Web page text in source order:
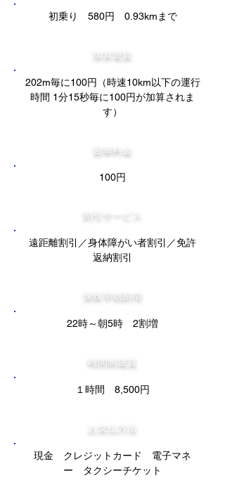
初乗り 580円 0.93kmまで
加算運賃
202m毎に100円（時速10km以下の運行
時間 1分15秒毎に100円が加算されま
す）
迎車料金
100円
割引サービス
遠距離割引／身体障がい者割引／免許
返納割引
深夜早朝割増
22時～朝5時 2割増
時間制運賃
１時間 8,500円
お支払方法
現金 クレジットカード 電子マネ
ー タクシーチケット